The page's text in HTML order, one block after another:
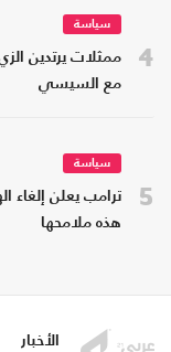
4
سياسة
ممثلات يرتدين
مع السيسي
5
سياسة
ترامب يعلن إلغاء
هذه ملامحها
الأخبار